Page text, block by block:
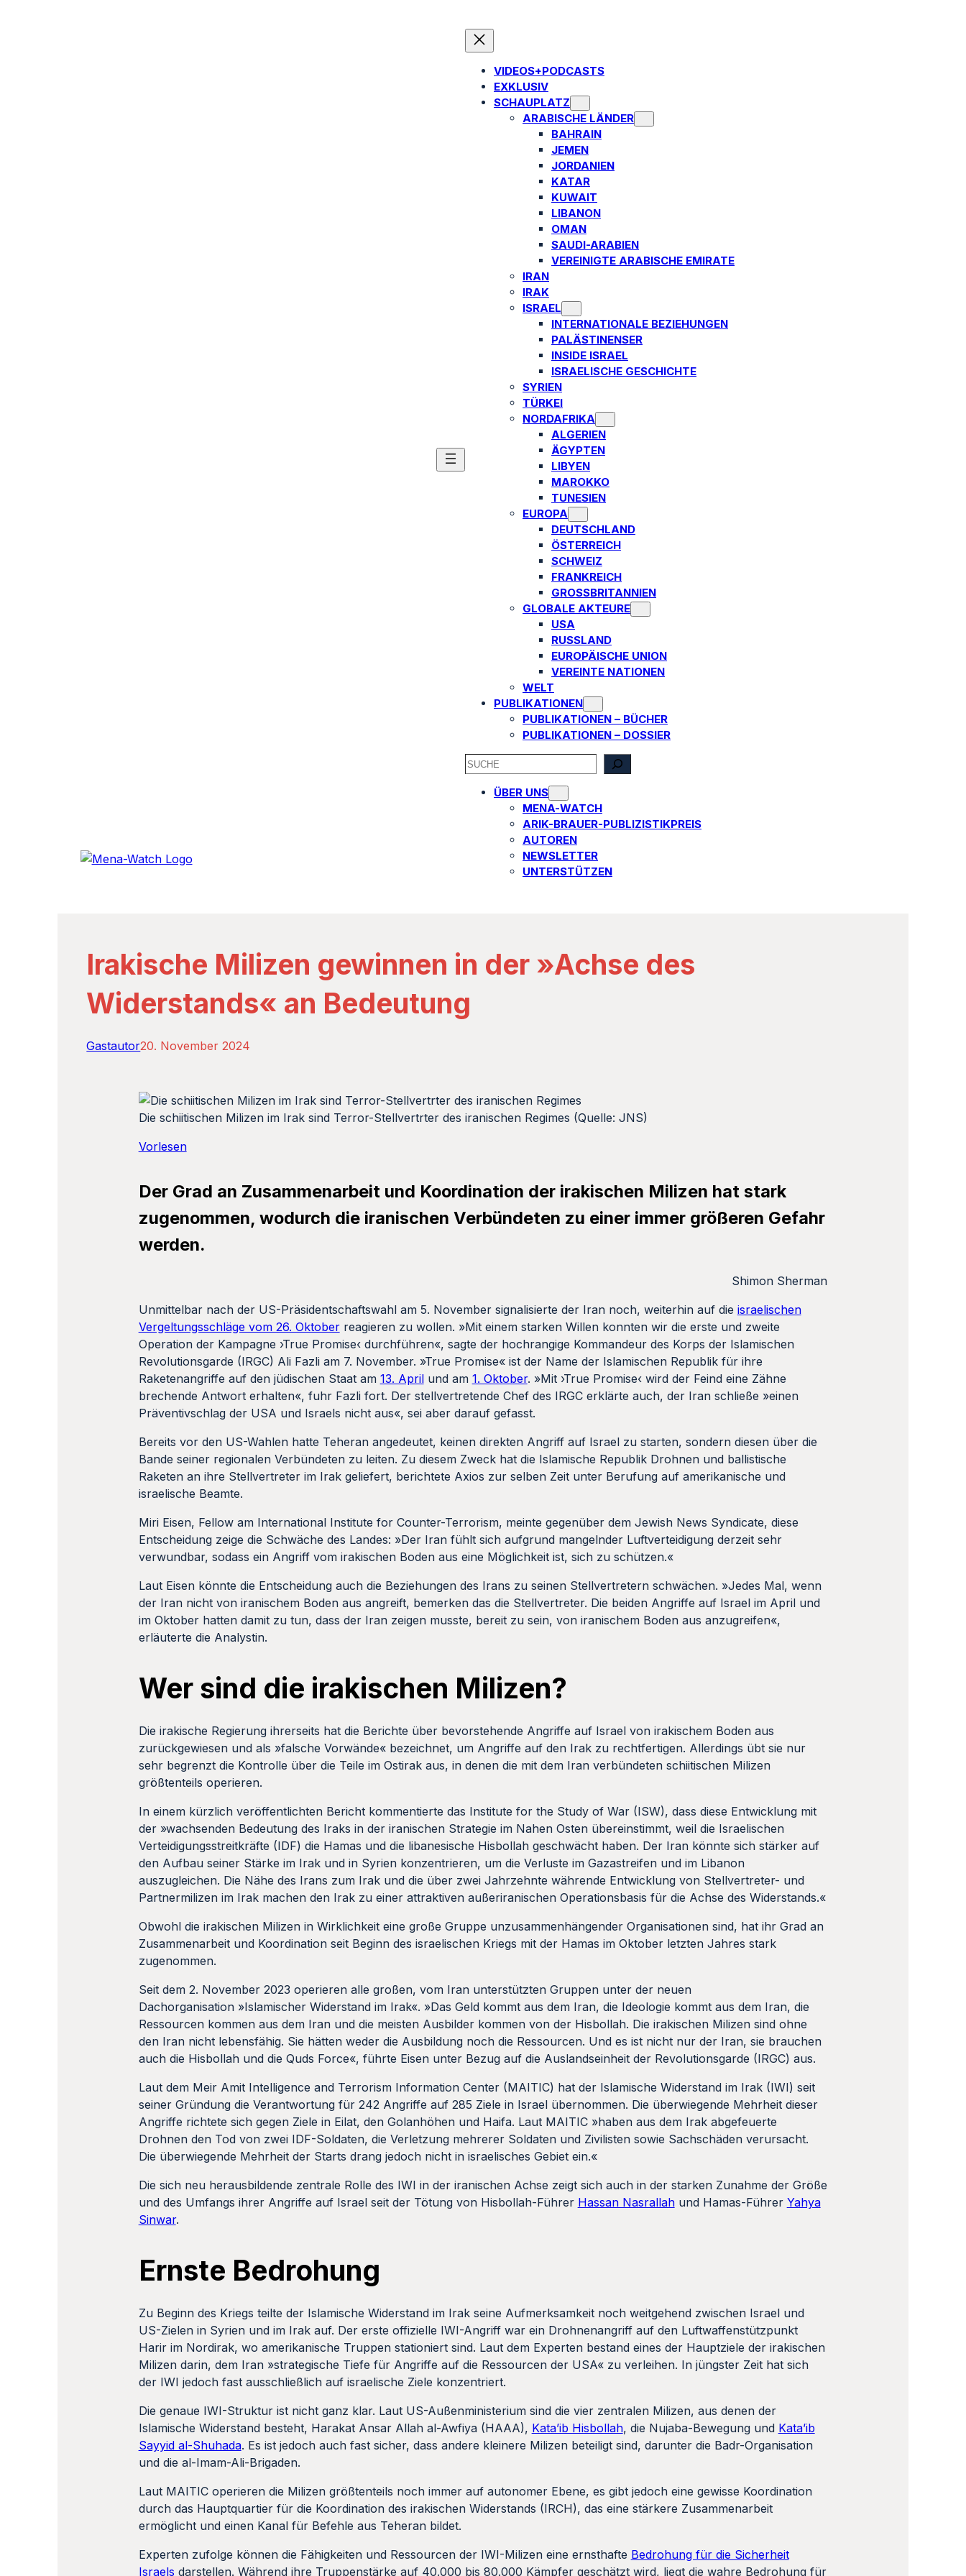
VIDEOS+PODCASTS
EXKLUSIV
SCHAUPLATZ
ARABISCHE LÄNDER
BAHRAIN
JEMEN
JORDANIEN
KATAR
KUWAIT
LIBANON
OMAN
SAUDI-ARABIEN
VEREINIGTE ARABISCHE EMIRATE
IRAN
IRAK
ISRAEL
INTERNATIONALE BEZIEHUNGEN
PALÄSTINENSER
INSIDE ISRAEL
ISRAELISCHE GESCHICHTE
SYRIEN
TÜRKEI
NORDAFRIKA
ALGERIEN
ÄGYPTEN
LIBYEN
MAROKKO
TUNESIEN
EUROPA
DEUTSCHLAND
ÖSTERREICH
SCHWEIZ
FRANKREICH
GROSSBRITANNIEN
GLOBALE AKTEURE
USA
RUSSLAND
EUROPÄISCHE UNION
VEREINTE NATIONEN
WELT
PUBLIKATIONEN
PUBLIKATIONEN – BÜCHER
PUBLIKATIONEN – DOSSIER
SEARCH
ÜBER UNS
MENA-WATCH
ARIK-BRAUER-PUBLIZISTIKPREIS
AUTOREN​
NEWSLETTER
UNTERSTÜTZEN
Irakische Milizen gewinnen in der »Achse des
Widerstands« an Bedeutung
Gastautor20. November 2024
Die schiitischen Milizen im Irak sind Terror-Stellvertrter des iranischen Regimes (Quelle: JNS)
Vorlesen
Der Grad an Zusammenarbeit und Koordination der irakischen Milizen hat stark
zugenommen, wodurch die iranischen Verbündeten zu einer immer größeren Gefahr
werden.
Shimon Sherman
Unmittelbar nach der US-Präsidentschaftswahl am 5. November signalisierte der Iran noch, weiterhin auf die israelischen
Vergeltungsschläge vom 26. Oktoberreagieren zu wollen. »Mit einem starken Willen konnten wir die erste und zweite
Operation der Kampagne ›True Promise‹ durchführen«, sagte der hochrangige Kommandeur des Korps der Islamischen
Revolutionsgarde (IRGC) Ali Fazli am 7. November. »True Promise« ist der Name der Islamischen Republik für ihre
Raketenangriffe auf den jüdischen Staat am 13. Aprilund am 1. Oktober. »Mit ›True Promise‹ wird der Feind eine Zähne
brechende Antwort erhalten«, fuhr Fazli fort. Der stellvertretende Chef des IRGC erklärte auch, der Iran schließe »einen
Präventivschlag der USA und Israels nicht aus«, sei aber darauf gefasst.
Bereits vor den US-Wahlen hatte Teheran angedeutet, keinen direkten Angriff auf Israel zu starten, sondern diesen über die
Bande seiner regionalen Verbündeten zu leiten. Zu diesem Zweck hat die Islamische Republik Drohnen und ballistische
Raketen an ihre Stellvertreter im Irak geliefert, berichtete Axios zur selben Zeit unter Berufung auf amerikanische und
israelische Beamte.
Miri Eisen, Fellow am International Institute for Counter-Terrorism, meinte gegenüber dem Jewish News Syndicate, diese
Entscheidung zeige die Schwäche des Landes: »Der Iran fühlt sich aufgrund mangelnder Luftverteidigung derzeit sehr
verwundbar, sodass ein Angriff vom irakischen Boden aus eine Möglichkeit ist, sich zu schützen.«
Laut Eisen könnte die Entscheidung auch die Beziehungen des Irans zu seinen Stellvertretern schwächen. »Jedes Mal, wenn
der Iran nicht von iranischem Boden aus angreift, bemerken das die Stellvertreter. Die beiden Angriffe auf Israel im April und
im Oktober hatten damit zu tun, dass der Iran zeigen musste, bereit zu sein, von iranischem Boden aus anzugreifen«,
erläuterte die Analystin.
Wer sind die irakischen Milizen?
Die irakische Regierung ihrerseits hat die Berichte über bevorstehende Angriffe auf Israel von irakischem Boden aus
zurückgewiesen und als »falsche Vorwände« bezeichnet, um Angriffe auf den Irak zu rechtfertigen. Allerdings übt sie nur
sehr begrenzt die Kontrolle über die Teile im Ostirak aus, in denen die mit dem Iran verbündeten schiitischen Milizen
größtenteils operieren.
In einem kürzlich veröffentlichten Bericht kommentierte das Institute for the Study of War (ISW), dass diese Entwicklung mit
der »wachsenden Bedeutung des Iraks in der iranischen Strategie im Nahen Osten übereinstimmt, weil die Israelischen
Verteidigungsstreitkräfte (IDF) die Hamas und die libanesische Hisbollah geschwächt haben. Der Iran könnte sich stärker auf
den Aufbau seiner Stärke im Irak und in Syrien konzentrieren, um die Verluste im Gazastreifen und im Libanon
auszugleichen. Die Nähe des Irans zum Irak und die über zwei Jahrzehnte währende Entwicklung von Stellvertreter- und
Partnermilizen im Irak machen den Irak zu einer attraktiven außeriranischen Operationsbasis für die Achse des Widerstands.«
Obwohl die irakischen Milizen in Wirklichkeit eine große Gruppe unzusammenhängender Organisationen sind, hat ihr Grad an
Zusammenarbeit und Koordination seit Beginn des israelischen Kriegs mit der Hamas im Oktober letzten Jahres stark
zugenommen.
Seit dem 2. November 2023 operieren alle großen, vom Iran unterstützten Gruppen unter der neuen
Dachorganisation »Islamischer Widerstand im Irak«. »Das Geld kommt aus dem Iran, die Ideologie kommt aus dem Iran, die
Ressourcen kommen aus dem Iran und die meisten Ausbilder kommen von der Hisbollah. Die irakischen Milizen sind ohne
den Iran nicht lebensfähig. Sie hätten weder die Ausbildung noch die Ressourcen. Und es ist nicht nur der Iran, sie brauchen
auch die Hisbollah und die Quds Force«, führte Eisen unter Bezug auf die Auslandseinheit der Revolutionsgarde (IRGC) aus.
Laut dem Meir Amit Intelligence and Terrorism Information Center (MAITIC) hat der Islamische Widerstand im Irak (IWI) seit
seiner Gründung die Verantwortung für 242 Angriffe auf 285 Ziele in Israel übernommen. Die überwiegende Mehrheit dieser
Angriffe richtete sich gegen Ziele in Eilat, den Golanhöhen und Haifa. Laut MAITIC »haben aus dem Irak abgefeuerte
Drohnen den Tod von zwei IDF-Soldaten, die Verletzung mehrerer Soldaten und Zivilisten sowie Sachschäden verursacht.
Die überwiegende Mehrheit der Starts drang jedoch nicht in israelisches Gebiet ein.«
Die sich neu herausbildende zentrale Rolle des IWI in der iranischen Achse zeigt sich auch in der starken Zunahme der Größe
und des Umfangs ihrer Angriffe auf Israel seit der Tötung von Hisbollah-Führer Hassan Nasrallahund Hamas-Führer Yahya
Sinwar.
Ernste Bedrohung
Zu Beginn des Kriegs teilte der Islamische Widerstand im Irak seine Aufmerksamkeit noch weitgehend zwischen Israel und
US-Zielen in Syrien und im Irak auf. Der erste offizielle IWI-Angriff war ein Drohnenangriff auf den Luftwaffenstützpunkt
Harir im Nordirak, wo amerikanische Truppen stationiert sind. Laut dem Experten bestand eines der Hauptziele der irakischen
Milizen darin, dem Iran »strategische Tiefe für Angriffe auf die Ressourcen der USA« zu verleihen. In jüngster Zeit hat sich
der IWI jedoch fast ausschließlich auf israelische Ziele konzentriert.
Die genaue IWI-Struktur ist nicht ganz klar. Laut US-Außenministerium sind die vier zentralen Milizen, aus denen der
Islamische Widerstand besteht, Harakat Ansar Allah al-Awfiya (HAAA), Kata’ib Hisbollah, die Nujaba-Bewegung und Kata’ib
Sayyid al-Shuhada. Es ist jedoch auch fast sicher, dass andere kleinere Milizen beteiligt sind, darunter die Badr-Organisation
und die al-Imam-Ali-Brigaden.
Laut MAITIC operieren die Milizen größtenteils noch immer auf autonomer Ebene, es gibt jedoch eine gewisse Koordination
durch das Hauptquartier für die Koordination des irakischen Widerstands (IRCH), das eine stärkere Zusammenarbeit
ermöglicht und einen Kanal für Befehle aus Teheran bildet.
Experten zufolge können die Fähigkeiten und Ressourcen der IWI-Milizen eine ernsthafte Bedrohung für die Sicherheit
Israels darstellen. Während ihre Truppenstärke auf 40.000 bis 80.000 Kämpfer geschätzt wird, liegt die wahre Bedrohung für